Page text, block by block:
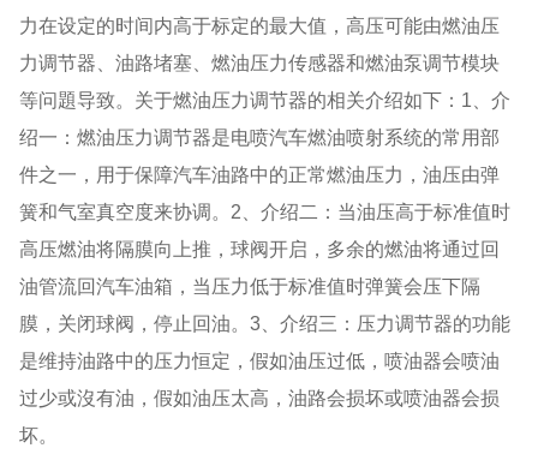
力在设定的时间内高于标定的最大值，高压可能由燃油压
力调节器、油路堵塞、燃油压力传感器和燃油泵调节模块
等问題导致。关于燃油压力调节器的相关介绍如下：1、介
绍一：燃油压力调节器是电喷汽车燃油喷射系统的常用部
件之一，用于保障汽车油路中的正常燃油压力，油压由弹
簧和气室真空度来协调。2、介绍二：当油压高于标准值时
高压燃油将隔膜向上推，球阀开启，多余的燃油将通过回
油管流回汽车油箱，当压力低于标准值时弹簧会压下隔
膜，关闭球阀，停止回油。3、介绍三：压力调节器的功能
是维持油路中的压力恒定，假如油压过低，喷油器会喷油
过少或沒有油，假如油压太高，油路会损坏或喷油器会损
坏。